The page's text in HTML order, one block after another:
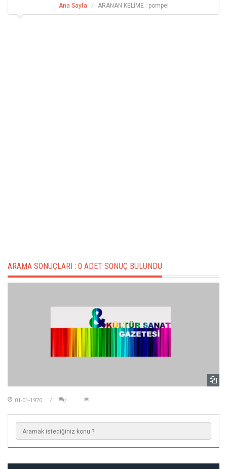
Ana Sayfa ARANAN KELİME : pompei
ARAMA SONUÇLARI : 0 ADET SONUÇ BULUNDU
01-01-1970